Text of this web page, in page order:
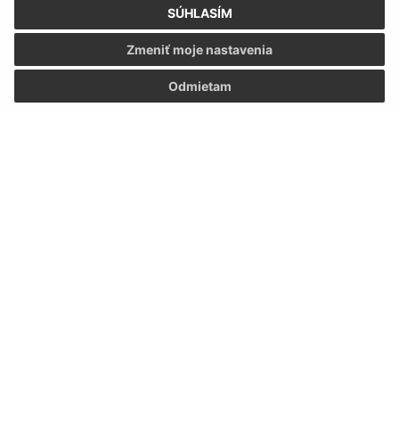
SÚHLASÍM
Odmietam
Zmeniť moje nastavenia
Kontakt:
Obecný úrad Nána
Madáchova 2532/32
943 60 Nána